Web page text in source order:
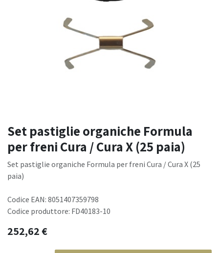
Set pastiglie organiche Formula
per freni Cura / Cura X (25 paia)
Set pastiglie organiche Formula per freni Cura / Cura X (25
paia)
Codice EAN: 8051407359798
Codice produttore: FD40183-10
252,62€